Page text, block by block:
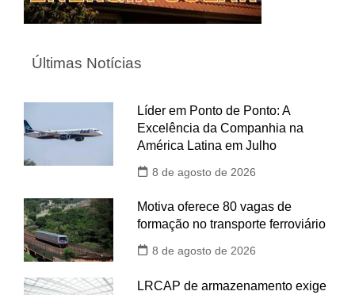
Últimas Notícias
Líder em Ponto de Ponto: A
Excelência da Companhia na
América Latina em Julho
8 de agosto de 2026
Motiva oferece 80 vagas de
formação no transporte ferroviário
8 de agosto de 2026
LRCAP de armazenamento exige